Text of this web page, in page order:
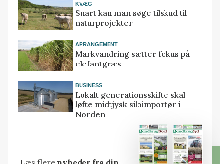
KVÆG
Snart kan man søge tilskud til
naturprojekter
ARRANGEMENT
Markvandring sætter fokus på
elefantgræs
BUSINESS
Lokalt generationsskifte skal
løfte midtjysk siloimportør i
Norden
Læs flere nyheder fra din